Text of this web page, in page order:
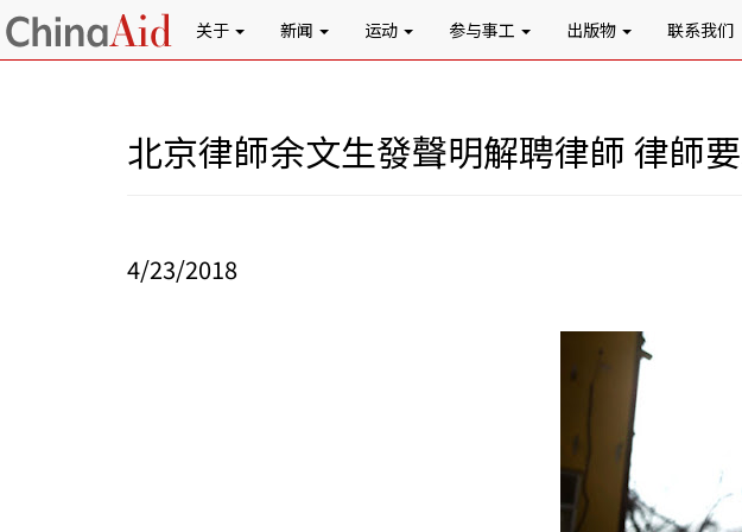
关于 新闻 运动 参与事工 出版物 联系我们
北京律師余文生發聲明解聘律師 律師
4/23/2018